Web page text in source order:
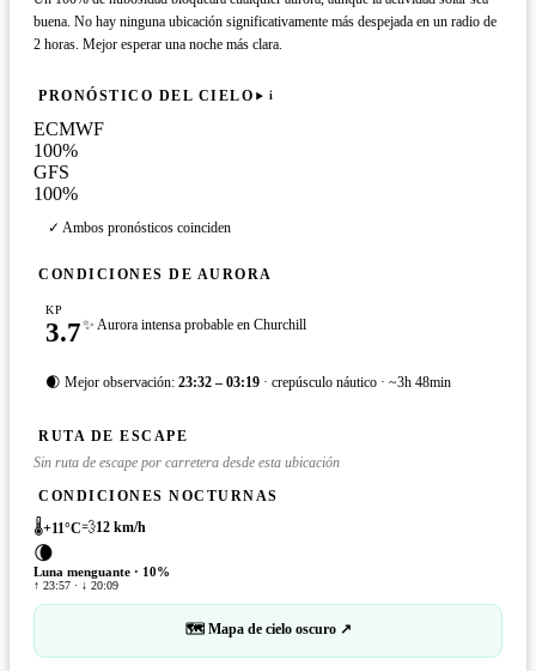
buena. No hay ninguna ubicación significativamente más despejada en un radio de
2 horas. Mejor esperar una noche más clara.
PRONÓSTICO DEL CIELO i
ECMWF
100%
GFS
100%
✓ Ambos pronósticos coinciden
CONDICIONES DE AURORA
KP
3.7✨ Aurora intensa probable en Churchill
🌒 Mejor observación: 23:32 – 03:19 · crepúsculo náutico · ~3h 48min
RUTA DE ESCAPE
Sin ruta de escape por carretera desde esta ubicación
CONDICIONES NOCTURNAS
🌡️+11°C💨12 km/h
🌘
Luna menguante · 10%
↑ 23:57 · ↓ 20:09
🗺 Mapa de cielo oscuro ↗